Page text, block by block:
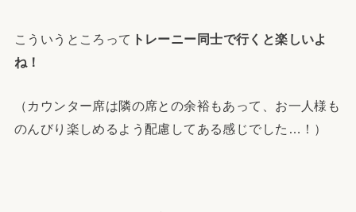
こういうところって トレーニー同士で行くと楽しいよ
ね！
（カウンター席は隣の席との余裕もあって、お一人様も
のんびり楽しめるよう配慮してある感じでした…！）